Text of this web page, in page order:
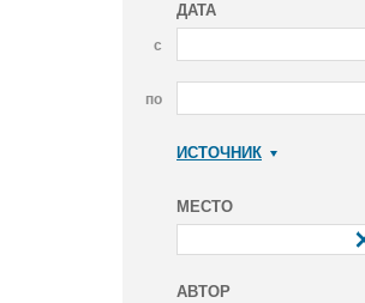
ДАТА
с
по
ИСТОЧНИК
МЕСТО
АВТОР